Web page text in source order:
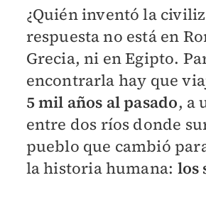
¿Quién inventó la
respuesta no está en
Grecia, ni en Egipto.
encontrarla hay que
5 mil años al pasado, a
entre dos ríos donde
pueblo que cambió
la historia humana: los